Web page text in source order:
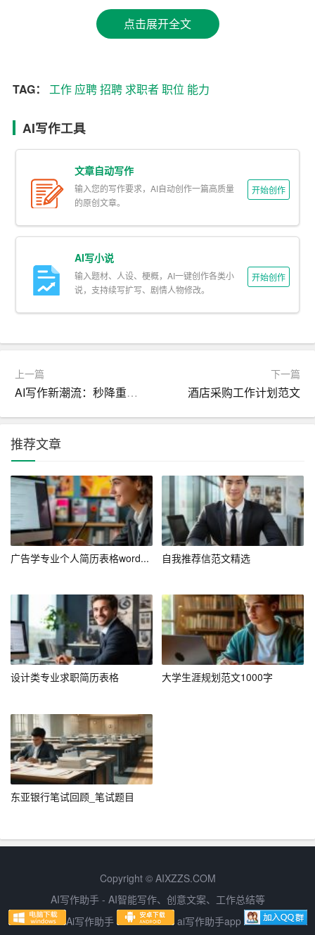
– 教育背景：简要介绍自己的学历和专业，突出与应聘职
位相关的课程或成绩。
位相关的职责和成就。
– 技能特长：列举自己掌握的技能，如计算机操作、外语
能力等。
– 个人优势：强调自己的性格特点、工作态度等软实力。
4. 结尾：表达对职位的渴望，感谢招聘方的阅读，并期待
回复。
5. 落款：写上自己的姓名和日期。
二、撰写技巧
1. 针对性：根据应聘职位的具体要求，量身定制应聘信内
2. 简洁明了：避免冗长复杂的句子，用简洁的语言表达清
晰的观点。
3. 量化成果：在描述工作经验时，尽量使用数据和具体案
例来量化自己的工作成果。
4. 积极正面：用积极的语言展示自己的能力和态度，避免
使用负面词汇。
5. 格式规范：注意书信格式，保持整洁美观。
三、注意事项
对你的专业能力的判断。
2. 不夸大其词：诚实地描述自己的能力和经验，避免过度
包装。
3. 不使用模板：尽量根据实际情况撰写，避免使用千篇一
4. 注意细节：如招聘方的公司名称、职位名称等，确保信
息准确无误。
四、应聘信的重要性
步印象，一封优秀的应聘信能大大提升好感度。
3. 体现求职诚意：认真撰写的应聘信能体现求职者对职位
点击展开全文
TAG： 工作 应聘招聘求职者职位 能力
AI写作工具
文章自动写作
输入您的写作要求，AI自动创作一篇高质量
的原创文章。
开始创作
AI写小说
输入题材、人设、梗概，AI一键创作各类小
说，支持续写扩写、剧情人物修改。
开始创作
上一篇
AI写作新潮流：秒降重系统，写作降重一步到位
下一篇
酒店采购工作计划范文
推荐文章
广告学专业个人简历表格word... 自我推荐信范文精选
设计类专业求职简历表格 大学生涯规划范文1000字
东亚银行笔试回顾_笔试题目
Copyright © AIXZZS.COM
AI写作助手 - AI智能写作、创意文案、工作总结等
Ai写作助手
ai写作助手app